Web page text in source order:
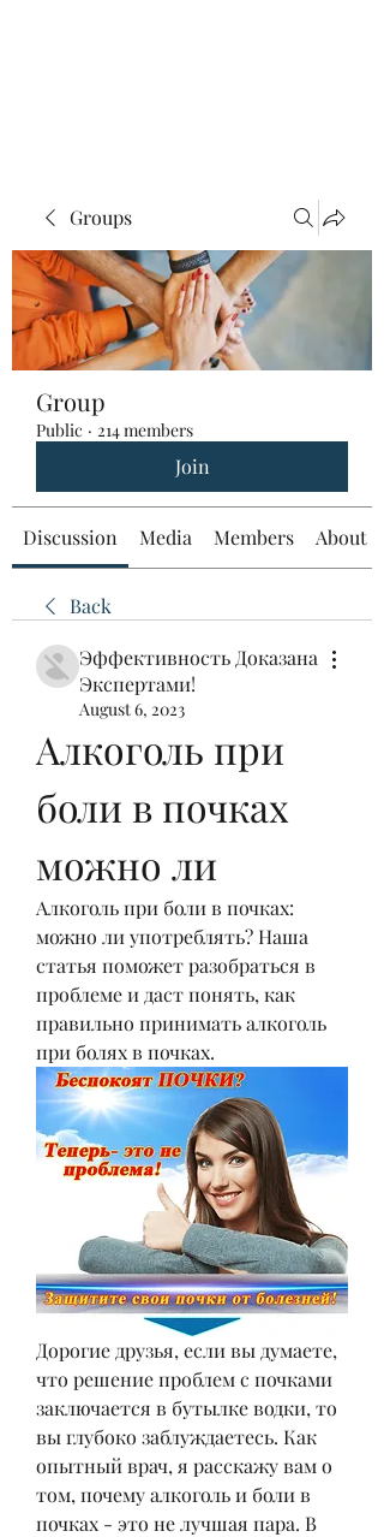
Groups
Group
Public · 214 members
Join
Discussion Media Members About
Back
Эффективность Доказана
Экспертами!
August 6, 2023
Алкоголь при
боли в почках
можно ли
Алкоголь при боли в почках:
можно ли употреблять? Наша
статья поможет разобраться в
проблеме и даст понять, как
правильно принимать алкоголь
при болях в почках.
Дорогие друзья, если вы думаете,
что решение проблем с почками
заключается в бутылке водки, то
вы глубоко заблуждаетесь. Как
опытный врач, я расскажу вам о
том, почему алкоголь и боли в
почках - это не лучшая пара. В